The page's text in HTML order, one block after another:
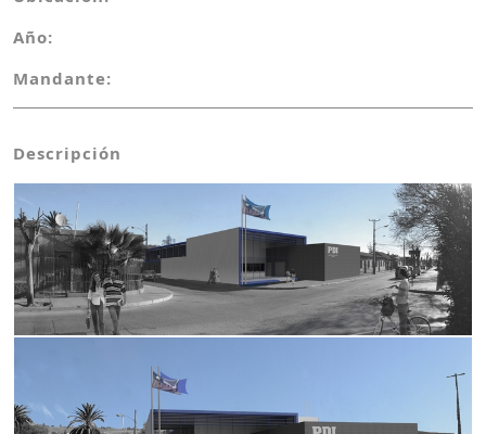
Año:
Mandante:
Descripción